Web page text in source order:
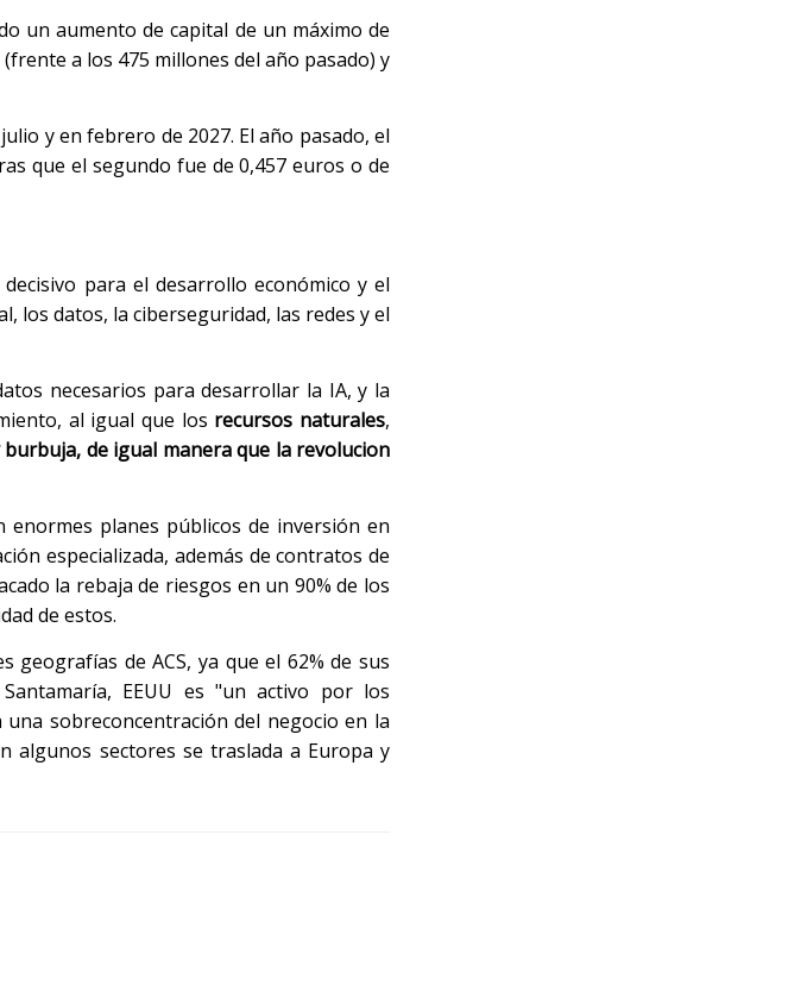
un aumento de capital de un máximo de
a los 475 millones del año pasado) y
y en febrero de 2027. El año pasado, el
que el segundo fue de 0,457 euros o de
para el desarrollo económico y el
los datos, la ciberseguridad, las redes y el
necesarios para desarrollar la IA, y la
al igual que los recursos naturales,
de igual manera que la revolucion
planes públicos de inversión en
especializada, además de contratos de
la rebaja de riesgos en un 90% de los
de estos.
geografías de ACS, ya que el 62% de sus
EEUU es "un activo por los
sobreconcentración del negocio en la
algunos sectores se traslada a Europa y